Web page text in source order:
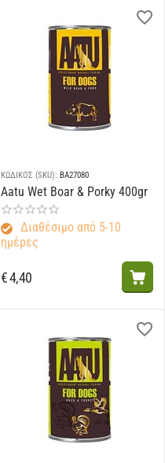
ΚΩΔΙΚΟΣ (SKU): BA27080
Aatu Wet Boar & Porky 400gr
Διαθέσιμο από 5-10
ημέρες
€4,40